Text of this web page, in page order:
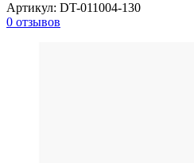
Артикул: DT-011004-130
0 отзывов